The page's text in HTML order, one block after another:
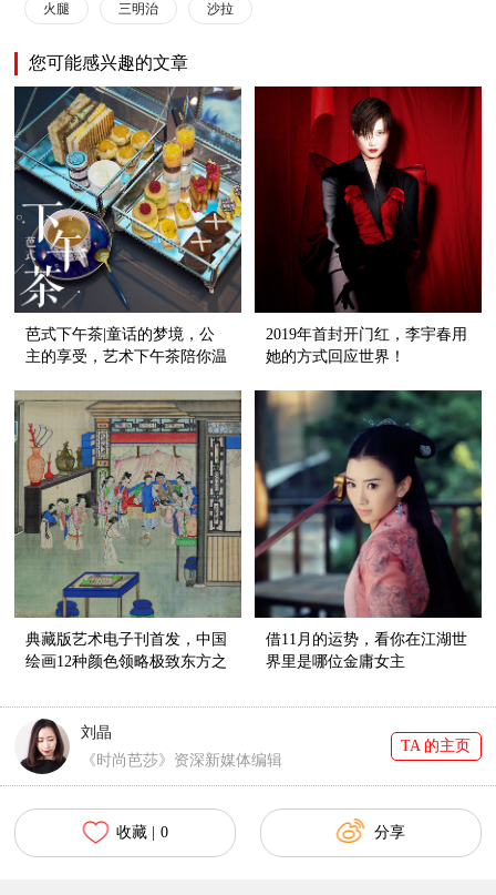
火腿 三明治 沙拉
您可能感兴趣的文章
芭式下午茶|童话的梦境，公
主的享受，艺术下午茶陪你温
2019年首封开门红，李宇春用
她的方式回应世界！
典藏版艺术电子刊首发，中国
绘画12种颜色领略极致东方之
借11月的运势，看你在江湖世
界里是哪位金庸女主
刘晶
《时尚芭莎》资深新媒体编辑
TA 的主页
收藏 | 0 分享